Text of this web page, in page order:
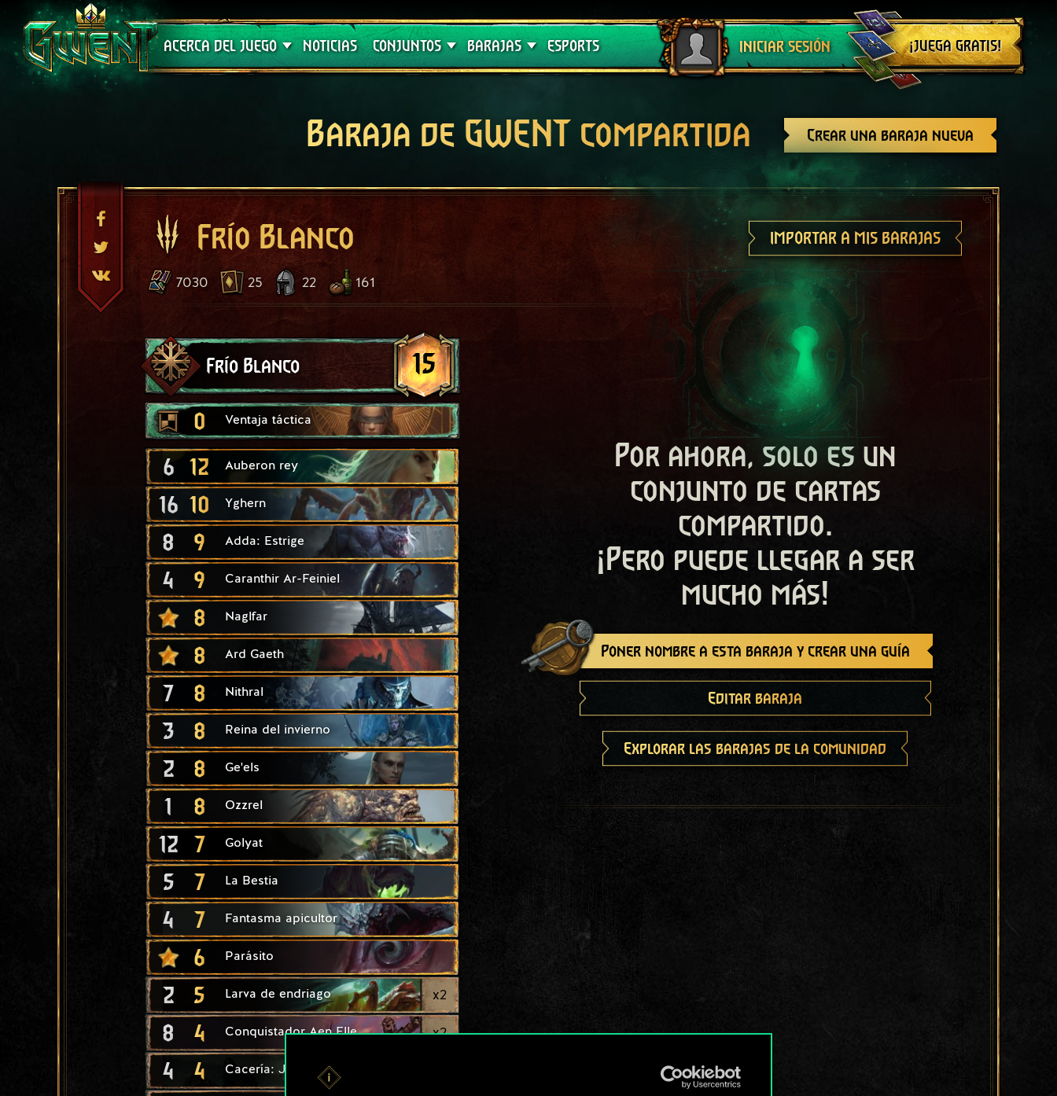
ACERCA DEL JUEGO
Soporte técnico
NOTICIAS CONJUNTOS
Crimson Curse
BARAJAS
Guías de barajas
ESPORTS INICIAR SESIÓN
Cerrar sesión
¡JUEGA GRATIS!
Crear una baraja nueva
Baraja de GWENT compartida
Frío Blanco IMPORTAR A MIS BARAJAS
7030 25 22 161
Frío Blanco 15
0 Ventaja táctica
6 12 Auberon rey
16 10 Yghern
8 9 Adda: Estrige
4 9 Caranthir Ar-Feiniel
8 Naglfar
8 Ard Gaeth
7 8 Nithral
3 8 Reina del invierno
2 8 Ge'els
1 8 Ozzrel
12 7 Golyat
5 7 La Bestia
4 7 Fantasma apicultor
6 Parásito
2 5 Larva de endriago x2
8 4 Conquistador Aen Elle x2
4 4 Cacería: Jinete
Por ahora, solo es un
conjunto de cartas
compartido.
¡Pero puede llegar a ser
mucho más!
Poner nombre a esta baraja y crear una guía
Editar baraja
Explorar las barajas de la comunidad